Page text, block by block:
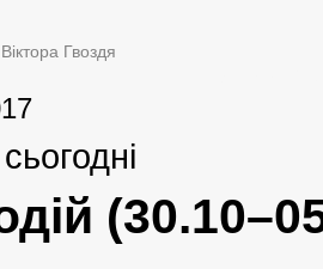
Гвоздя